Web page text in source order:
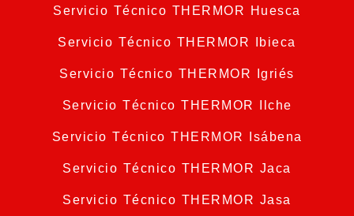
Servicio Técnico THERMOR Huesca
Servicio Técnico THERMOR Ibieca
Servicio Técnico THERMOR Igriés
Servicio Técnico THERMOR Ilche
Servicio Técnico THERMOR Isábena
Servicio Técnico THERMOR Jaca
Servicio Técnico THERMOR Jasa